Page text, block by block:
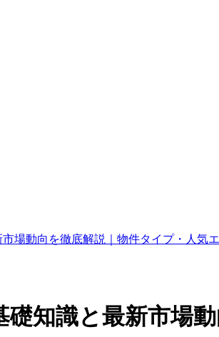
場動向を徹底解説｜物件タイプ・人気
礎知識と最新市場